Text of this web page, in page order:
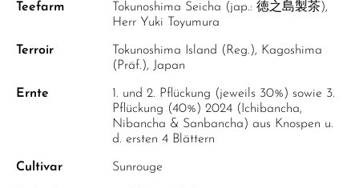
Teefarm
Tokunoshima Seicha (jap.: 徳之島製茶),
Herr Yuki Toyumura
Terroir
Tokunoshima Island (Reg.), Kagoshima
(Präf.), Japan
Ernte
1. und 2. Pflückung (jeweils 30%) sowie 3.
Pflückung (40%) 2024 (Ichibancha,
Nibancha & Sanbancha) aus Knospen u.
d. ersten 4 Blättern
Cultivar Sunrouge